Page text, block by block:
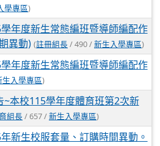
學專區)
年度新生常態編班暨導師編配作
異動) (註冊組長/ 490 /新生入學專區)
年度新生常態編班暨導師編配作
生入學專區)
~本校115學年度體育班第2次新
組長/ 657 /新生入學專區)
新生校服套量、訂購時間異動。